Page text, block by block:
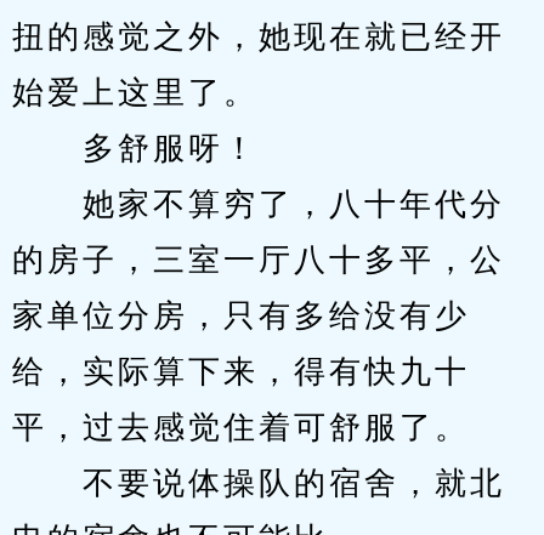
扭的感觉之外，她现在就已经开
始爱上这里了。
多舒服呀！
她家不算穷了，八十年代分
的房子，三室一厅八十多平，公
家单位分房，只有多给没有少
给，实际算下来，得有快九十
平，过去感觉住着可舒服了。
不要说体操队的宿舍，就北